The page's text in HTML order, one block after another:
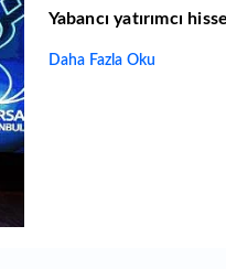
Yabancı yatırımcı
Daha Fazla Oku